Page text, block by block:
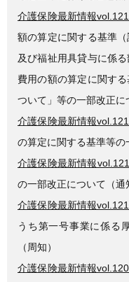
介護保険最新情報
額の算定に関する基準
及び福祉用具貸与に係
費用の額の算定に関す
ついて」等の一部改正に
介護保険最新情報
の算定に関する基準等
介護保険最新情報
の一部改正について（通
介護保険最新情報
うち第一号事業に係る
（周知）
介護保険最新情報